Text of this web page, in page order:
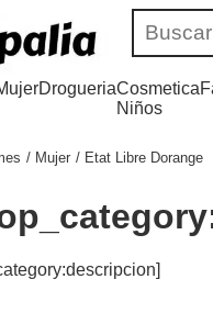
DrogueriaCosmetica
Niños
Mujer Etat Libre Dorange